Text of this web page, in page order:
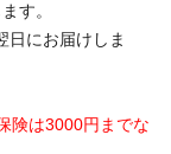
す。
日にお届けしま
険は3000円までな